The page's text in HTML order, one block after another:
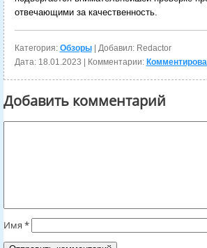
отвечающими за качественность.
Категория: Обзоры| Добавил: Redactor
Дата: 18.01.2023 | Комментарии:
Добавить комментарий
Имя *